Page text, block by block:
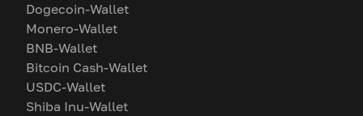
Dogecoin-Wallet
Monero-Wallet
BNB-Wallet
Bitcoin Cash-Wallet
USDC-Wallet
Shiba Inu-Wallet